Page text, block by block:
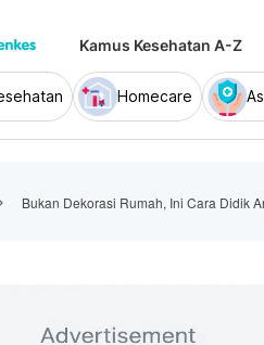
Kamus Kesehatan A-Z
Homecare
Bukan Dekorasi Rumah, Ini Cara Didik